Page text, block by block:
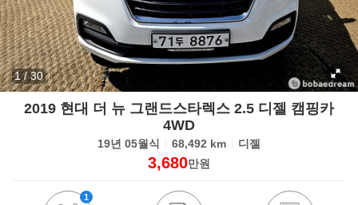
1/30
2019 현대 더 뉴 그랜드스타렉스 2.5 디젤 캠핑카
4WD
19년 05월식 68,492 km 디젤
3,680만원
1